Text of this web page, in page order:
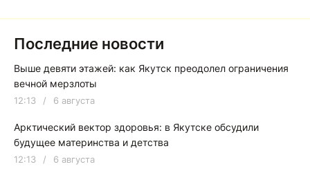
Последние новости
Выше девяти этажей: как Якутск преодолел ограничения
вечной мерзлоты
12:13 / 6 августа
Арктический вектор здоровья: в Якутске обсудили
будущее материнства и детства
12:13 / 6 августа